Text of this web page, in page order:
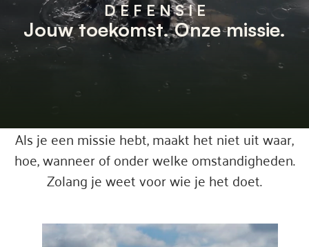
D E F E N S I E
Jouw toekomst. Onze missie.
Als je een missie hebt, maakt het niet uit waar,
hoe, wanneer of onder welke omstandigheden.
Zolang je weet voor wie je het doet.